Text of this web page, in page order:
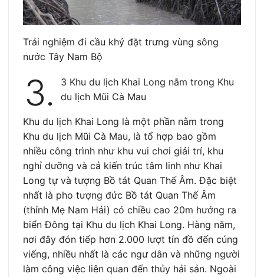
Trải nghiệm đi cầu khỷ đặt trưng vùng sông
nước Tây Nam Bộ
3.
3 Khu du lịch Khai Long nằm trong Khu
du lịch Mũi Cà Mau
Khu du lịch Khai Long là một phần nằm trong
Khu du lịch Mũi Cà Mau, là tổ hợp bao gồm
nhiều công trình như khu vui chơi giải trí, khu
nghỉ dưỡng và cả kiến trúc tâm linh như Khai
Long tự và tượng Bồ tát Quan Thế Âm. Đặc biệt
nhất là pho tượng đức Bồ tát Quan Thế Âm
(thỉnh Mẹ Nam Hải) có chiều cao 20m hướng ra
biển Đông tại Khu du lịch Khai Long. Hàng năm,
nơi đây đón tiếp hơn 2.000 lượt tín đồ đến cúng
viếng, nhiều nhất là các ngư dân và những người
làm công việc liên quan đến thủy hải sản. Ngoài